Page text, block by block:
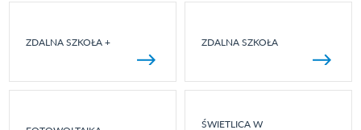
ZDALNA SZKOŁA + ZDALNA SZKOŁA
ŚWIETLICA W